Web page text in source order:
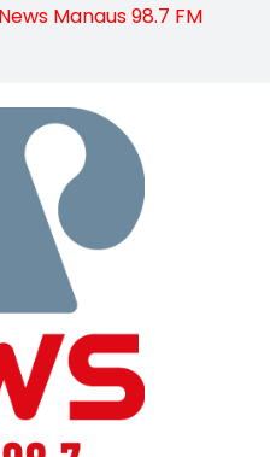
Manaus 98.7 FM